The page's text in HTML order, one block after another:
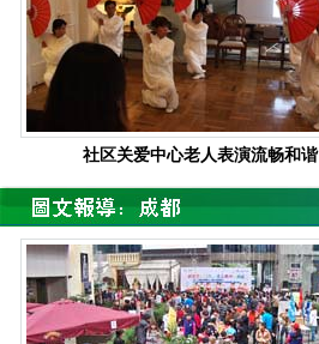
社区关爱中心老人表演流畅和谐